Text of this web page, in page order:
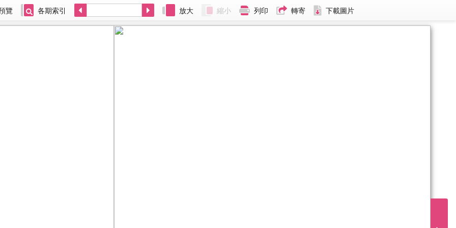
覽 各期索引 放大 縮小 列印 轉寄 下載圖片